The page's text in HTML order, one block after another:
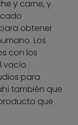
y carne, y
obtener
Los
con los
vacío
para
también que
que